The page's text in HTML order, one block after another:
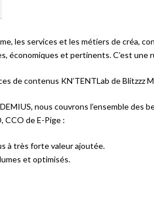
les services et les métiers de créa,
économiques et pertinents. C’est une
de contenus KN’TENTLab de Blitzzz
nous couvrons l’ensemble
CCO de E-Pige :
à très forte valeur ajoutée.
et optimisés.